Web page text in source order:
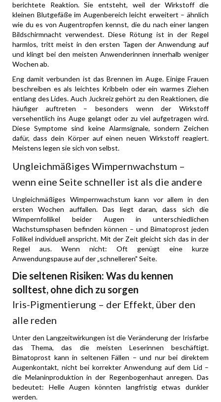
berichtete Reaktion. Sie entsteht, weil der Wirkstoff die
kleinen Blutgefäße im Augenbereich leicht erweitert – ähnlich
wie du es von Augentropfen kennst, die du nach einer langen
Bildschirmnacht verwendest. Diese Rötung ist in der Regel
harmlos, tritt meist in den ersten Tagen der Anwendung auf
und klingt bei den meisten Anwenderinnen innerhalb weniger
Wochen ab.
Eng damit verbunden ist das Brennen im Auge. Einige Frauen
beschreiben es als leichtes Kribbeln oder ein warmes Ziehen
entlang des Lides. Auch Juckreiz gehört zu den Reaktionen, die
häufiger auftreten – besonders wenn der Wirkstoff
versehentlich ins Auge gelangt oder zu viel aufgetragen wird.
Diese Symptome sind keine Alarmsignale, sondern Zeichen
dafür, dass dein Körper auf einen neuen Wirkstoff reagiert.
Meistens legen sie sich von selbst.
Ungleichmäßiges Wimpernwachstum –
wenn eine Seite schneller ist als die andere
Ungleichmäßiges Wimpernwachstum kann vor allem in den
ersten Wochen auffallen. Das liegt daran, dass sich die
Wimpernfollikel beider Augen in unterschiedlichen
Wachstumsphasen befinden können – und Bimatoprost jeden
Follikel individuell anspricht. Mit der Zeit gleicht sich das in der
Regel aus. Wenn nicht: Oft genügt eine kurze
Anwendungspause auf der „schnelleren" Seite.
Die seltenen Risiken: Was du kennen
solltest, ohne dich zu sorgen
Iris-Pigmentierung – der Effekt, über den
alle reden
Unter den Langzeitwirkungen ist die Veränderung der Irisfarbe
das Thema, das die meisten Leserinnen beschäftigt.
Bimatoprost kann in seltenen Fällen – und nur bei direktem
Augenkontakt, nicht bei korrekter Anwendung auf dem Lid –
die Melaninproduktion in der Regenbogenhaut anregen. Das
bedeutet: Helle Augen könnten langfristig etwas dunkler
werden.